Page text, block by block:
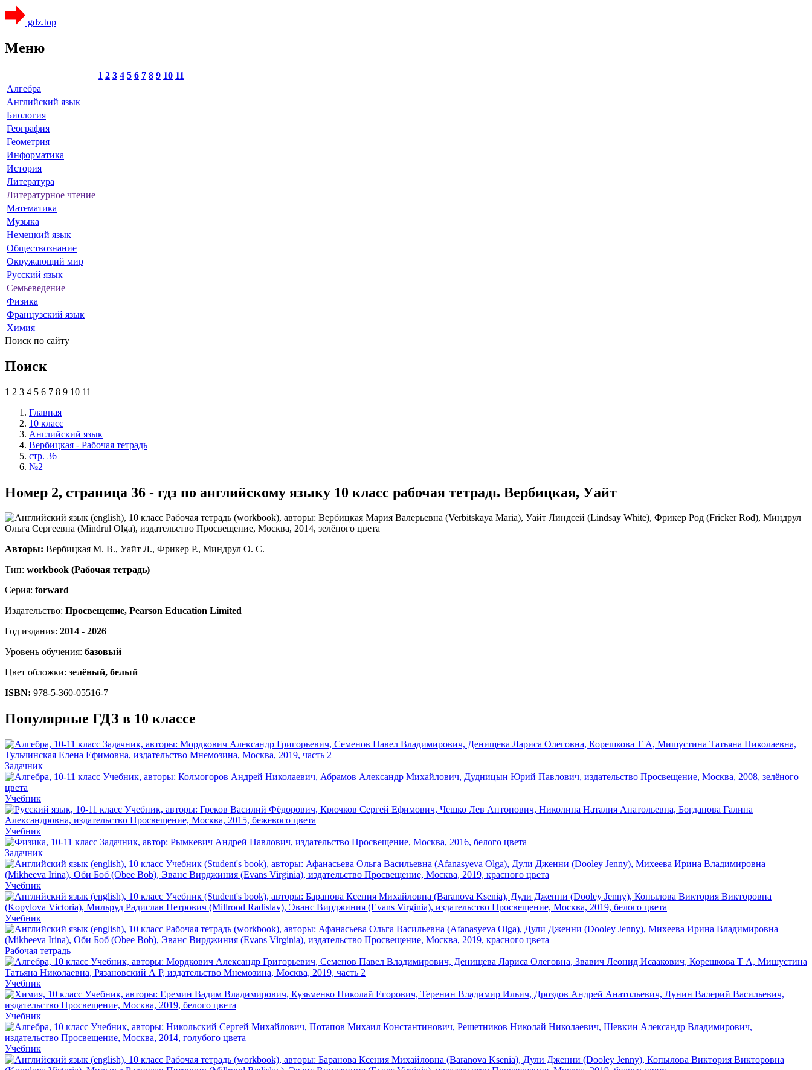
gdz.top
Меню
1 2 3 4 5 6 7 8 9 10 11
Алгебра
Английский язык
Биология
География
Геометрия
Информатика
История
Литература
Литературное чтение
Математика
Музыка
Немецкий язык
Обществознание
Окружающий мир
Русский язык
Семьеведение
Физика
Французский язык
Химия
Поиск по сайту
Поиск
1 2 3 4 5 6 7 8 9 10 11
Главная
10 класс
Английский язык
Вербицкая - Рабочая тетрадь
стр. 36
№2
Номер 2, страница 36 - гдз по английскому языку 10 класс рабочая тетрадь Вербицкая, Уайт
Авторы: Вербицкая М. В., Уайт Л., Фрикер Р., Миндрул О. С.
Тип: workbook (Рабочая тетрадь)
Серия: forward
Издательство: Просвещение, Pearson Education Limited
Год издания: 2014 - 2026
Уровень обучения: базовый
Цвет обложки: зелёный, белый
ISBN: 978-5-360-05516-7
Популярные ГДЗ в 10 классе
Задачник
Учебник
Учебник
Задачник
Учебник
Учебник
Рабочая тетрадь
Учебник
Учебник
Учебник